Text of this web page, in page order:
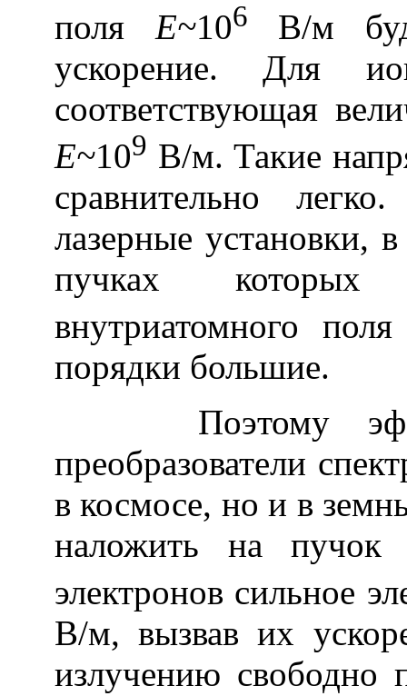
поля E~106
В/м
ускорение. Для
соответствующая
E~109 В/м. Такие
сравнительно
лазерные установки,
пучках которых
внутриатомного
порядки большие.
Поэтому
преобразователи
в космосе, но и в
наложить на пучок
электронов сильное
В/м, вызвав их
излучению свободно